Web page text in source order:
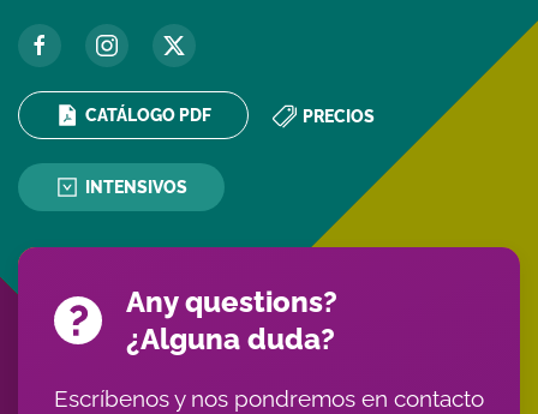
CATÁLOGO PDF PRECIOS
INTENSIVOS
Any questions?
¿Alguna duda?
Escríbenos y nos pondremos en contacto